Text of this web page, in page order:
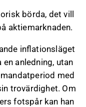
börda, det vill
aktiemarknaden.
inflationsläget
en anledning, utan
med
trovärdighet. Om
fotspår kan han